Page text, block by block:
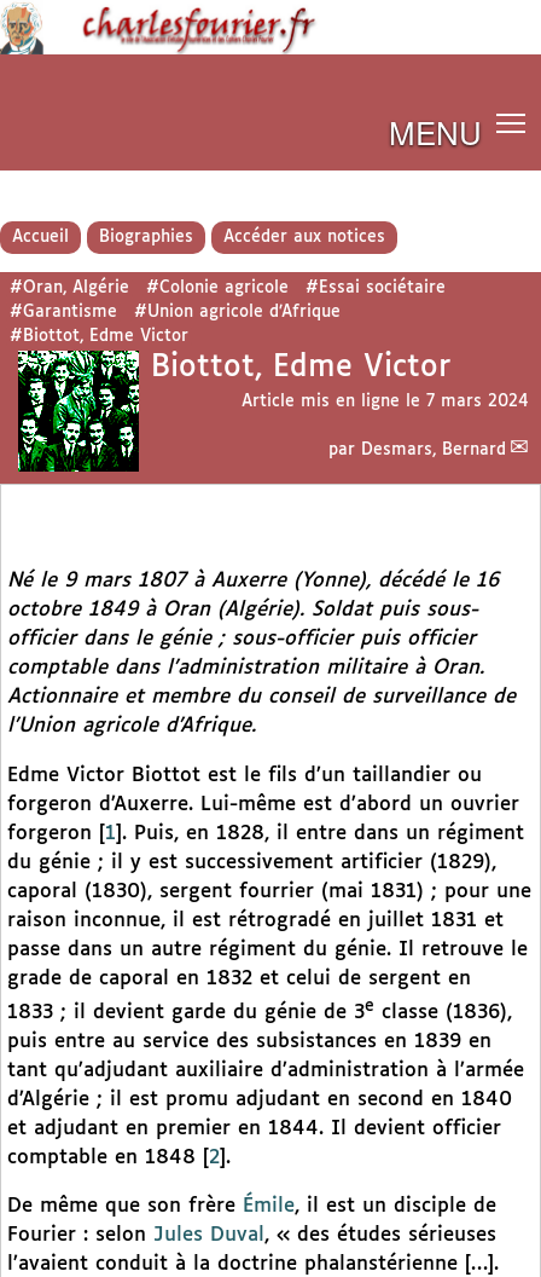
MENU
Accueil Biographies Accéder aux notices
#Oran, Algérie #Colonie agricole
#Essai sociétaire
#Garantisme
#Union agricole d’Afrique
#Biottot, Edme Victor
Biottot, Edme Victor
Article mis en ligne le 7 mars 2024
par Desmars, Bernard
Né le 9 mars 1807 à Auxerre (Yonne), décédé le 16
octobre 1849 à Oran (Algérie). Soldat puis sous-
officier dans le génie ; sous-officier puis officier
comptable dans l’administration militaire à Oran.
Actionnaire et membre du conseil de surveillance de
l’Union agricole d’Afrique.
Edme Victor Biottot est le fils d’un taillandier ou
forgeron d’Auxerre. Lui-même est d’abord un ouvrier
forgeron
1 . Puis, en 1828, il entre dans un régiment
du génie ; il y est successivement artificier (1829),
caporal (1830), sergent fourrier (mai 1831) ; pour une
raison inconnue, il est rétrogradé en juillet 1831 et
passe dans un autre régiment du génie. Il retrouve le
grade de caporal en 1832 et celui de sergent en
1833 ; il devient garde du génie de 3e classe (1836),
puis entre au service des subsistances en 1839 en
tant qu’adjudant auxiliaire d’administration à l’armée
d’Algérie ; il est promu adjudant en second en 1840
et adjudant en premier en 1844. Il devient officier
comptable en 1848
2 .
De même que son frère Émile, il est un disciple de
Fourier : selon Jules Duval , « des études sérieuses
l’avaient conduit à la doctrine phalanstérienne […].